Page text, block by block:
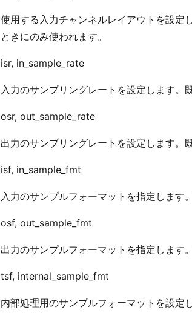
使用する入力チャンネルレイアウトを設定
ときにのみ使われます。
isr, in_sample_rate
入力のサンプリングレートを設定します。
osr, out_sample_rate
出力のサンプリングレートを設定します。
isf, in_sample_fmt
入力のサンプルフォーマットを指定します
osf, out_sample_fmt
出力のサンプルフォーマットを指定します
tsf, internal_sample_fmt
内部処理用のサンプルフォーマットを設定